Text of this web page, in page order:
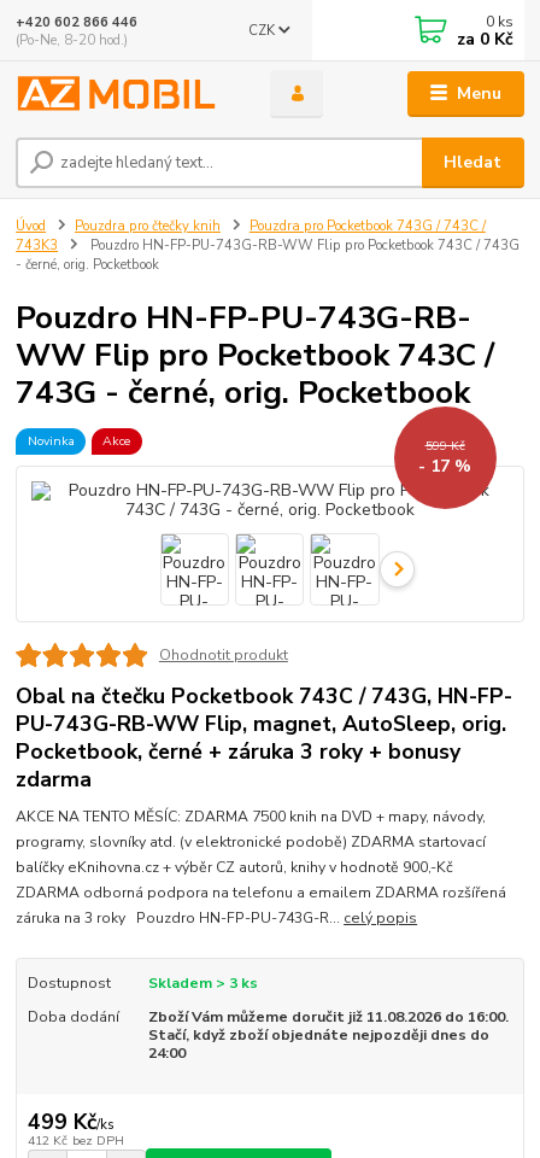
Menu
CZK
Hledat
+420 602 866 446
(Po-Ne, 8-20 hod.)
0 ks
za 0 Kč
Úvod Pouzdra pro čtečky knih
Pouzdra pro Pocketbook 743G / 743C /
743K3
Pouzdro HN-FP-PU-743G-RB-WW Flip pro Pocketbook 743C / 743G
- černé, orig. Pocketbook
Pouzdro HN-FP-PU-743G-RB-
WW Flip pro Pocketbook 743C /
743G - černé, orig. Pocketbook
Novinka Akce 599 Kč
- 17 %
Ohodnotit produkt
Obal na čtečku Pocketbook 743C / 743G, HN-FP-
PU-743G-RB-WW Flip, magnet, AutoSleep, orig.
Pocketbook, černé + záruka 3 roky + bonusy
zdarma
AKCE NA TENTO MĚSÍC: ZDARMA 7500 knih na DVD + mapy, návody,
programy, slovníky atd. (v elektronické podobě) ZDARMA startovací
balíčky eKnihovna.cz + výběr CZ autorů, knihy v hodnotě 900,-Kč
ZDARMA odborná podpora na telefonu a emailem ZDARMA rozšířená
záruka na 3 roky Pouzdro HN-FP-PU-743G-R... celý popis
Dostupnost
Skladem > 3 ks
Doba dodání
Zboží Vám můžeme doručit již 11.08.2026 do 16:00.
Stačí, když zboží objednáte nejpozději dnes do
24:00
499 Kč/ks
412 Kč bez DPH